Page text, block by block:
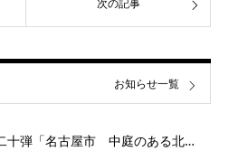
次の記事
十弾「名古屋市 中庭のある北…
お知らせ一覧